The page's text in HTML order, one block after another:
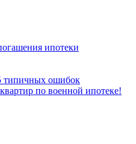
ипотеки
типичных ошибок
по военной ипотеке!